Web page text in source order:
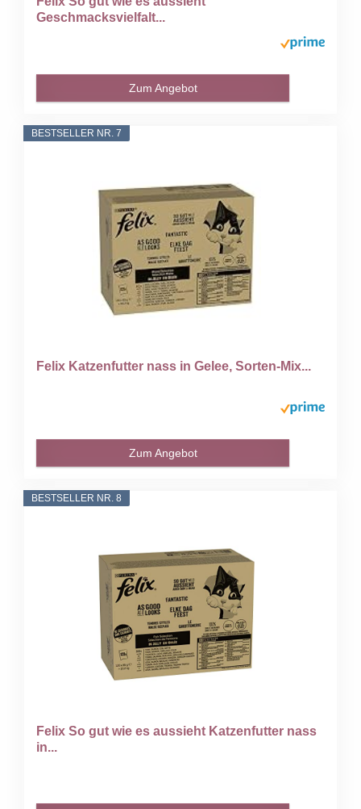
Geschmacksvielfalt...
Zum Angebot
BESTSELLER NR. 7
Felix Katzenfutter nass in Gelee, Sorten-Mix...
Zum Angebot
BESTSELLER NR. 8
Felix So gut wie es aussieht Katzenfutter nass
in...